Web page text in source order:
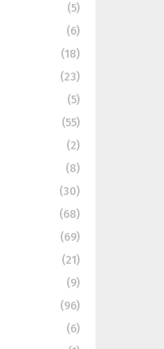
(5)
(6)
(18)
(23)
(5)
(55)
(2)
(8)
(30)
(68)
(69)
(21)
(9)
(96)
(6)